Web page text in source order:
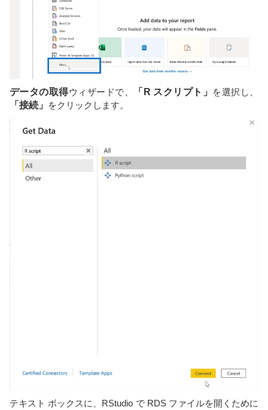
データの取得ウィザードで、 「R スクリプト」
を選択し、
「接続」
をクリックします。
テキスト ボックスに、RStudio で RDS ファイルを開くために